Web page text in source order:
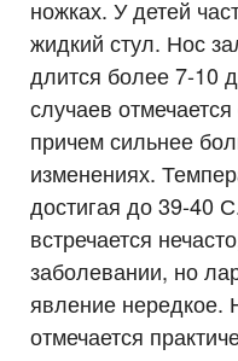
ножках. У детей
жидкий стул. Нос
длится более 7-10
случаев
причем сильнее
изменениях.
достигая до 39-40
встречается
заболевании, но
явление
отмечается